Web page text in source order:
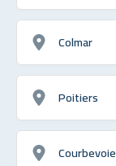
Colmar
Poitiers
Courbevoie